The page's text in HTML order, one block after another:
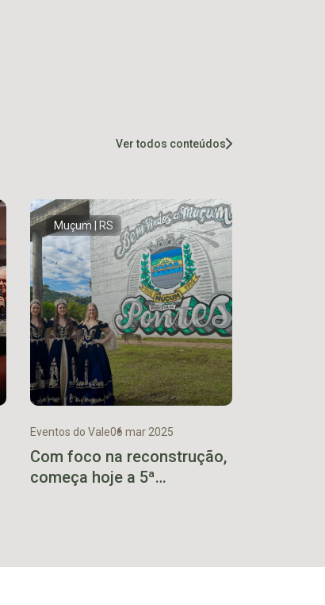
Ver todos conteúdos
Muçum | RS
Eventos do Vale06 mar 2025
Com foco na reconstrução,
começa hoje a 5ª